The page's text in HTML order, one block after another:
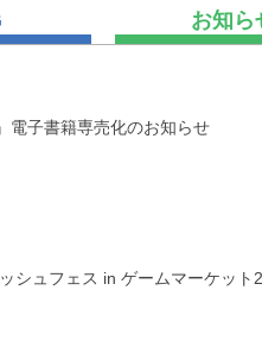
お知ら
電子書籍専売化のお知らせ
ッシュフェス in ゲームマーケット